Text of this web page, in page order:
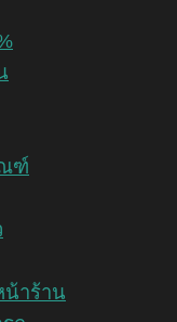
ฑ์
น้าร้าน